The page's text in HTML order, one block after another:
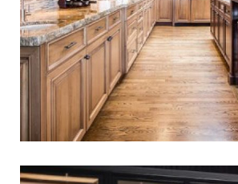
בצורה מושלמת פונקציונליות יכול
מאתגרת. בתים רבים מוצאים את
עם האפשרויות וההחלטות הרבות